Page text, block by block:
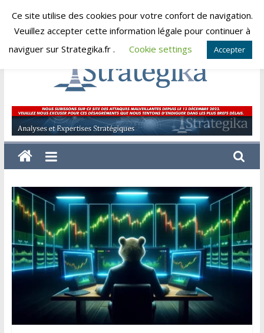
Skip
samedi, août 8, 2026
Strategika
Expertise
et
Analyses
Ce site utilise des cookies pour votre confort de navigation.
Veuillez accepter cette information légale pour continuer à
naviguer sur Strategika.fr .
Cookie settings Accepter